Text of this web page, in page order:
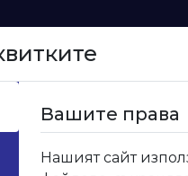
Вашите права
Нашият сайт
НА